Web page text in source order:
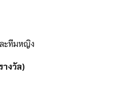
ะทีมหญิง
งวัล)